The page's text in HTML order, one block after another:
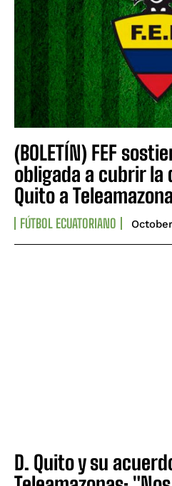
(BOLETÍN) FEF
obligada a cubrir la
Quito a
FÚTBOL ECUATORIANO
D. Quito y su